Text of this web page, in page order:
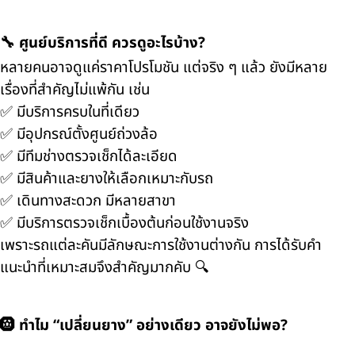
🔧 ศูนย์บริการที่ดี ควรดูอะไรบ้าง?
หลายคนอาจดูแค่ราคาโปรโมชัน แต่จริง ๆ แล้ว ยังมีหลาย
เรื่องที่สำคัญไม่แพ้กัน เช่น
✅ มีบริการครบในที่เดียว
✅ มีอุปกรณ์ตั้งศูนย์ถ่วงล้อ
✅ มีทีมช่างตรวจเช็กได้ละเอียด
✅ มีสินค้าและยางให้เลือกเหมาะกับรถ
✅ เดินทางสะดวก มีหลายสาขา
✅ มีบริการตรวจเช็กเบื้องต้นก่อนใช้งานจริง
เพราะรถแต่ละคันมีลักษณะการใช้งานต่างกัน การได้รับคำ
แนะนำที่เหมาะสมจึงสำคัญมากคับ 🔍
🛞 ทำไม “เปลี่ยนยาง” อย่างเดียว อาจยังไม่พอ?